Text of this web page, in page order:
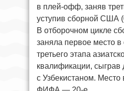
в плей-офф, заняв
уступив сборной США
В отборочном цикле
заняла первое место в
третьего этапа
квалификации,
с Узбекистаном. Место